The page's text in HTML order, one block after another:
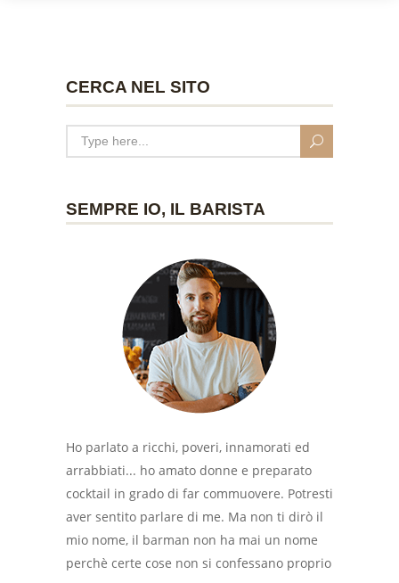
CERCA NEL SITO
SEMPRE IO, IL BARISTA
Ho parlato a ricchi, poveri, innamorati ed
arrabbiati... ho amato donne e preparato
cocktail in grado di far commuovere. Potresti
aver sentito parlare di me. Ma non ti dirò il
mio nome, il barman non ha mai un nome
perchè certe cose non si confessano proprio